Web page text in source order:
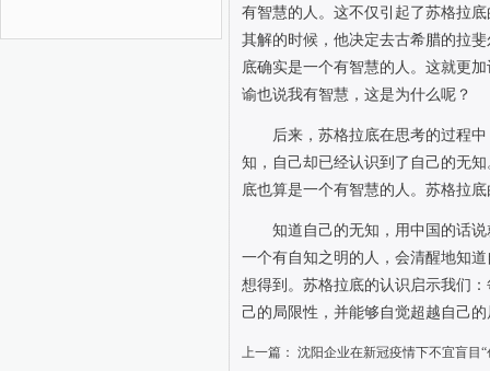
有智慧的人。这不仅引起了苏格拉
其解的时候，他决定去古希腊的拉
底确实是一个有智慧的人。这就更
谕也说我有智慧，这是为什么呢？
后来，苏格拉底在思考的过程
知，自己却已经认识到了自己的无
底也算是一个有智慧的人。苏格拉
知道自己的无知，用中国的话
一个有自知之明的人，会清醒地知
想得到。苏格拉底的认识启示我们
己的局限性，并能够自觉超越自己
上一篇： 沈阳企业在新冠疫情下不宜盲目“